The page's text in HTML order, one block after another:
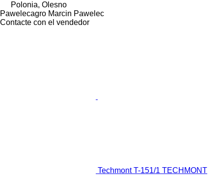
Polonia, Olesno
Pawelecagro Marcin Pawelec
Contacte con el vendedor
Techmont T-151/1 TECHMONT